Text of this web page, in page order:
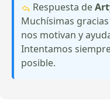
Respuesta de
Muchísimas
nos motivan y
Intentamos
posible.